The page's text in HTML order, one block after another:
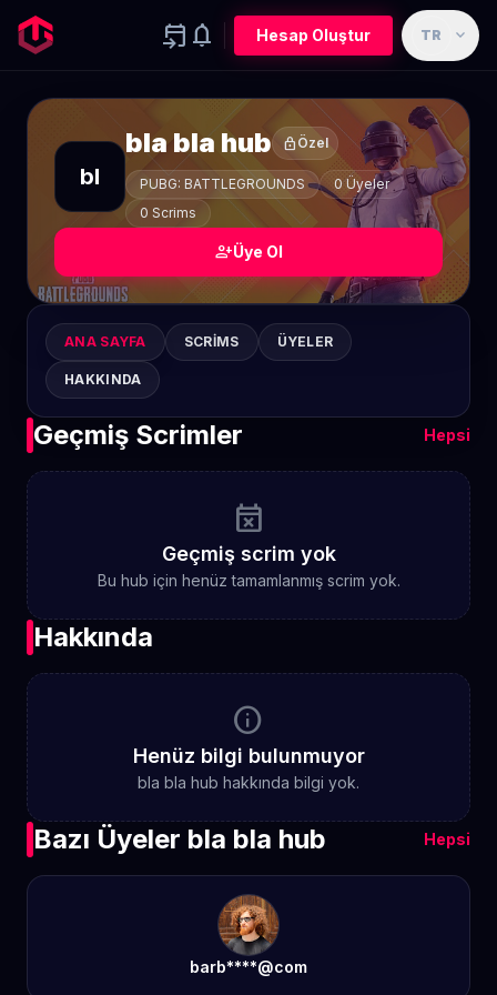
event_upcoming notifications Hesap Oluştur TR expand_more
bl
bla bla hub lock Özel
PUBG: BATTLEGROUNDS
0 Üyeler
0 Scrims
person_addÜye Ol
ANA SAYFA SCRIMS ÜYELER
HAKKINDA
Geçmiş Scrimler Hepsi
event_busy
Geçmiş scrim yok
Bu hub için henüz tamamlanmış scrim yok.
Hakkında
info
Henüz bilgi bulunmuyor
bla bla hub hakkında bilgi yok.
Bazı Üyeler bla bla hub Hepsi
barb****@com